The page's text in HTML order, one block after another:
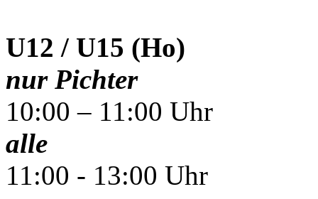
U12 / U15 (Ho)
nur Pichter
10:00 – 11:00 Uhr
alle
11:00 - 13:00 Uhr